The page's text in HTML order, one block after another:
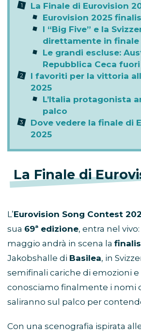
La Finale di Eurovision
Eurovision 2025
I “Big Five” e la
direttamente in finale
Le grandi escluse:
Repubblica Ceca
I favoriti per la vittoria
2025
L’Italia protagonista
palco
Dove vedere la finale di
2025
La Finale di
L’Eurovision Song Contest
sua 69ª edizione, entra nel
maggio andrà in scena la
Jakobshalle di Basilea, in
semifinali cariche di emozioni e
conosciamo finalmente i nomi
saliranno sul palco per
Con una scenografia ispirata